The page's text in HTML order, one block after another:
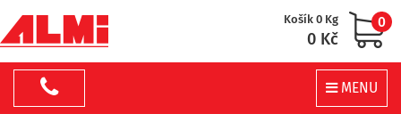
Košík 0 Kg
0 Kč
0
MENU